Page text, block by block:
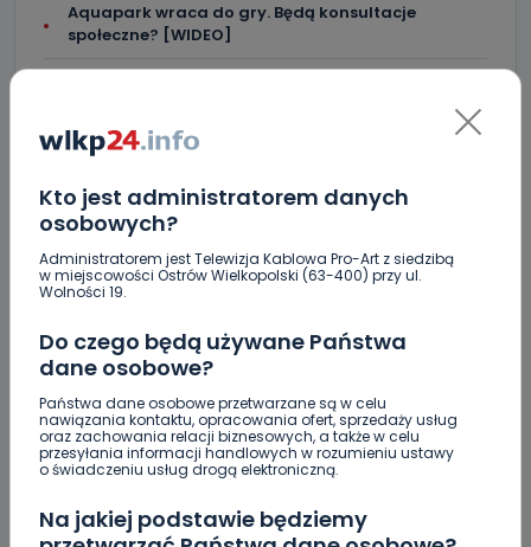
Kto jest administratorem danych
osobowych?
Administratorem jest Telewizja Kablowa Pro-Art z siedzibą
w miejscowości Ostrów Wielkopolski (63-400) przy ul.
Wolności 19.
Do czego będą używane Państwa
dane osobowe?
Państwa dane osobowe przetwarzane są w celu
nawiązania kontaktu, opracowania ofert, sprzedaży usług
oraz zachowania relacji biznesowych, a także w celu
przesyłania informacji handlowych w rozumieniu ustawy
o świadczeniu usług drogą elektroniczną.
Na jakiej podstawie będziemy
Aquapark wraca do gry. Będą konsultacje
społeczne? [WIDEO]
Przedłużanie włosów w Poznaniu - jak wybrać
Przedłużony areszt dla byłego prezesa miejskiej
spółki
KOMENTARZE (1)
J Jaśko